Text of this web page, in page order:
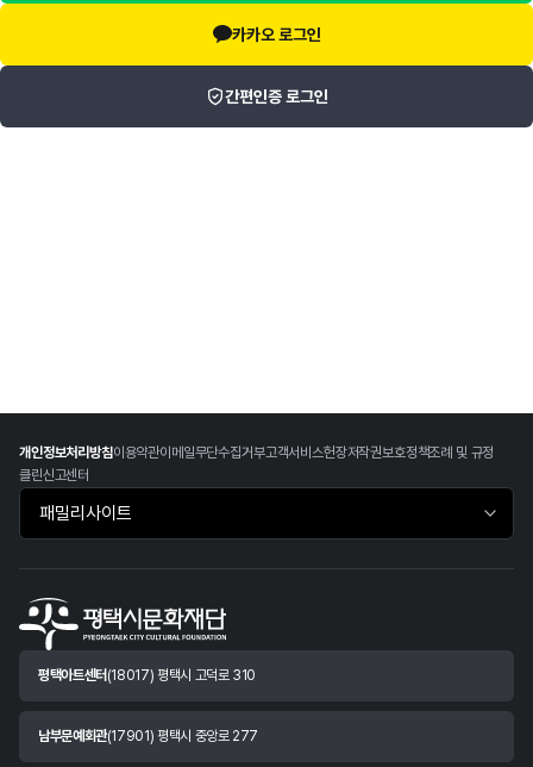
카카오 로그인
간편인증 로그인
개인정보처리방침이용약관이메일무단수집거부고객서비스헌장저작권보호정책조례 및 규정
클린신고센터
패밀리사이트 바로가기
평택아트센터 (18017) 평택시 고덕로 310
남부문예회관(17901) 평택시 중앙로 277